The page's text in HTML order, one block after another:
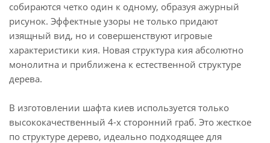
собираются четко один к одному, образуя ажурный
рисунок. Эффектные узоры не только придают
изящный вид, но и совершенствуют игровые
характеристики кия. Новая структура кия абсолютно
монолитна и приближена к естественной структуре
дерева.
В изготовлении шафта киев используется только
высококачественный 4-х сторонний граб. Это жесткое
по структуре дерево, идеально подходящее для